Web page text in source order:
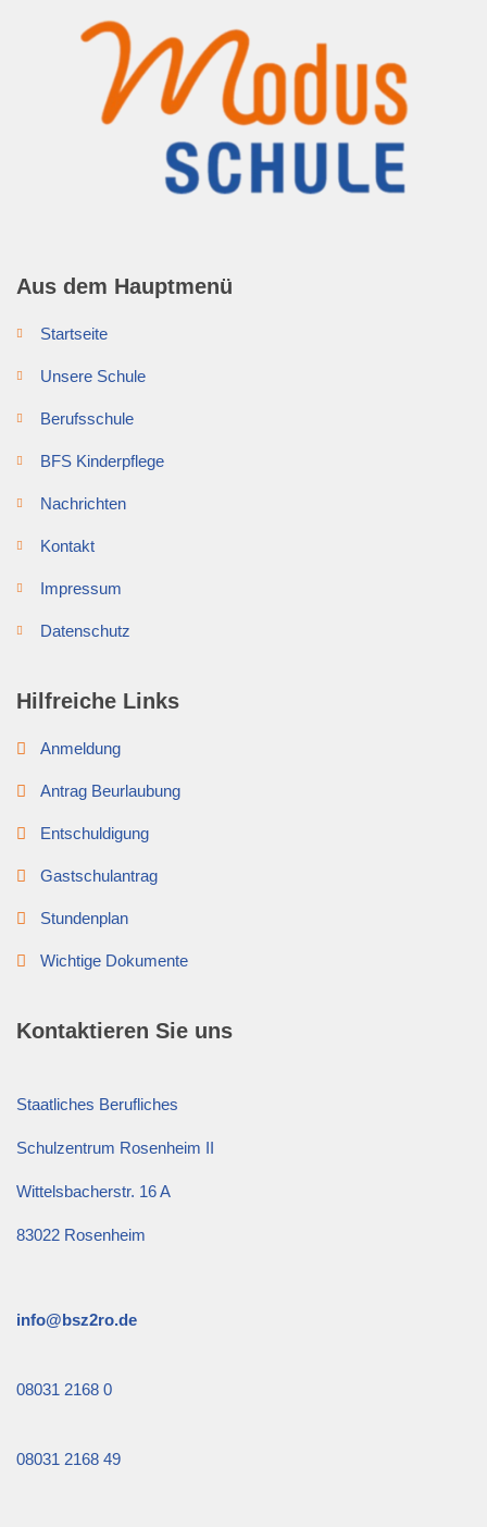
Aus dem Hauptmenü
Startseite
Unsere Schule
Berufsschule
BFS Kinderpflege
Nachrichten
Kontakt
Impressum
Datenschutz
Hilfreiche Links
Anmeldung
Antrag Beurlaubung
Entschuldigung
Gastschulantrag
Stundenplan
Wichtige Dokumente
Kontaktieren Sie uns
Staatliches Berufliches
Schulzentrum Rosenheim II
Wittelsbacherstr. 16 A
83022 Rosenheim
info@bsz2ro.de
08031 2168 0
08031 2168 49